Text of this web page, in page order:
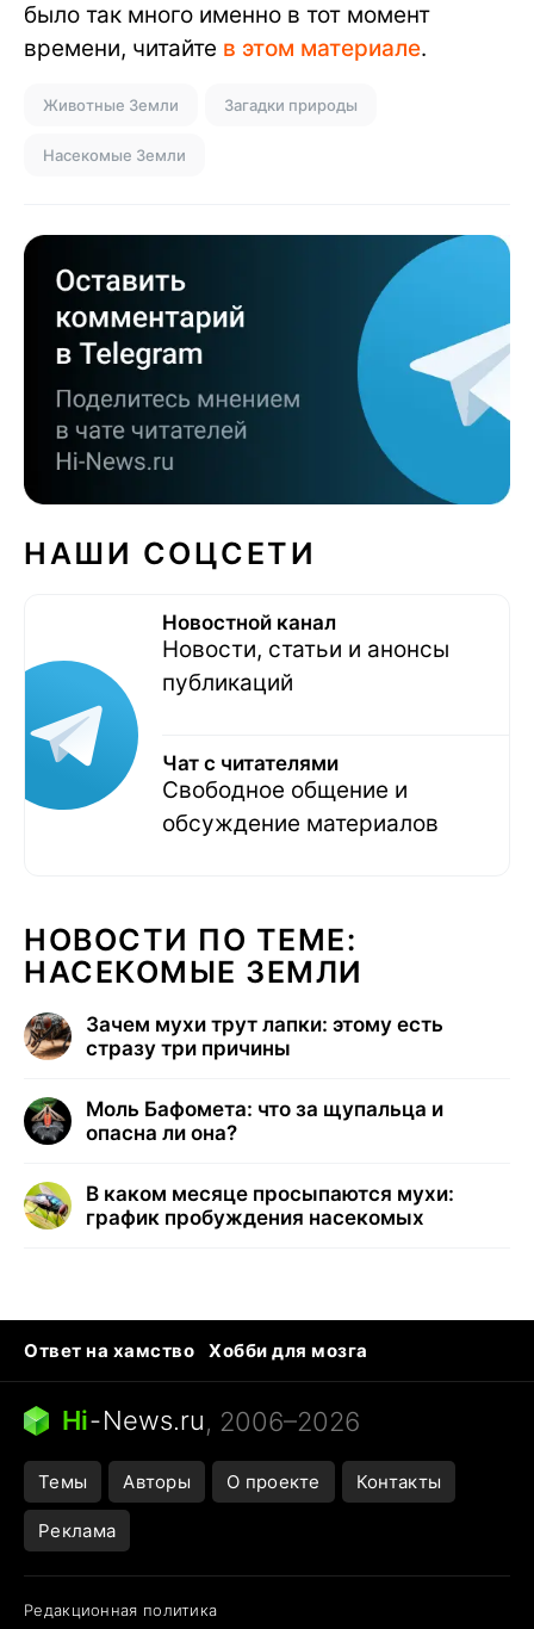
было так много именно в тот момент
времени, читайте в этом материале.
Животные Земли Загадки природы
Насекомые Земли
НАШИ СОЦСЕТИ
Новостной канал
Новости, статьи и анонсы
публикаций
Чат с читателями
Свободное общение и
обсуждение материалов
НОВОСТИ ПО ТЕМЕ:
НАСЕКОМЫЕ ЗЕМЛИ
Зачем мухи трут лапки: этому есть
стразу три причины
Моль Бафомета: что за щупальца и
опасна ли она?
В каком месяце просыпаются мухи:
график пробуждения насекомых
Ответ на хамство
Хобби для мозга
Бензин 100 и 95
Тунцы в океанариуме
Следующая пандемия
Hi-News.ru, 2006–2026
Темы Авторы О проекте Контакты
Реклама
Редакционная политика